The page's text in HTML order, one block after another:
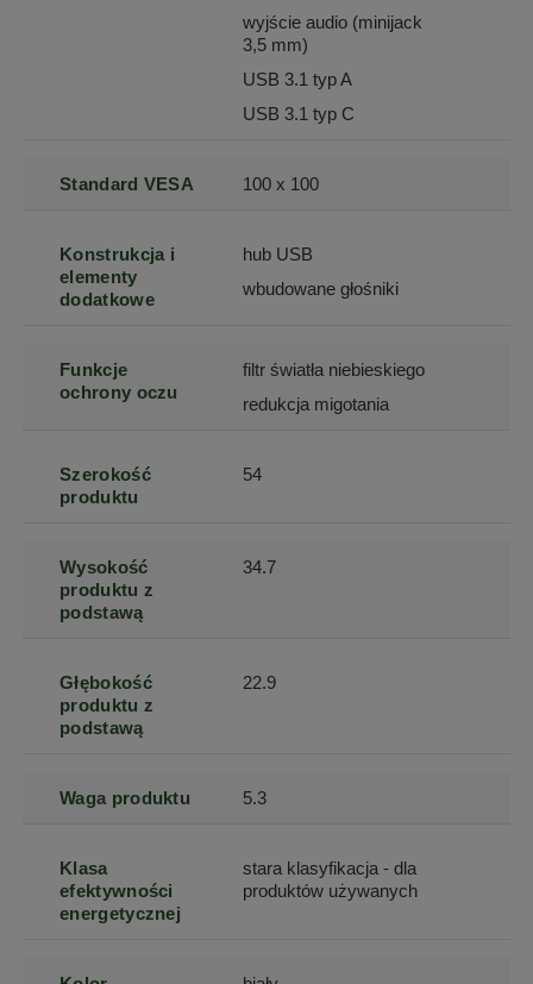
wyjście audio (minijack
3,5 mm)
USB 3.1 typ A
USB 3.1 typ C
Standard VESA 100 x 100
Konstrukcja i
elementy
dodatkowe
hub USB
wbudowane głośniki
Funkcje
ochrony oczu
filtr światła niebieskiego
redukcja migotania
Szerokość
produktu
54
Wysokość
produktu z
podstawą
34.7
Głębokość
produktu z
podstawą
22.9
Waga produktu 5.3
Klasa
efektywności
energetycznej
stara klasyfikacja - dla
produktów używanych